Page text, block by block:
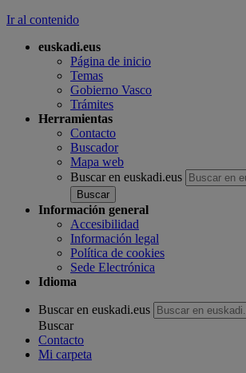
Ir al contenido
euskadi.eus
Página de inicio
Temas
Gobierno Vasco
Trámites
Herramientas
Contacto
Buscador
Mapa web
Buscar en euskadi.eus
Información general
Accesibilidad
Información legal
Política de cookies
Sede Electrónica
Idioma
Buscar en euskadi.eus
Buscar
Contacto
Mi carpeta